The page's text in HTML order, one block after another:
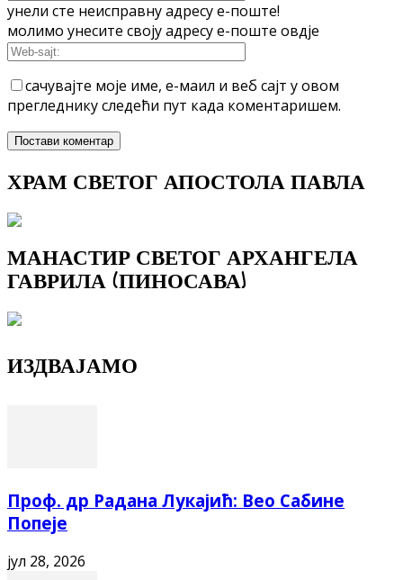
унели сте неисправну адресу е-поште!
молимо унесите своју адресу е-поште овдје
сачувајте моје име, е-маил и веб сајт у овом
прегледнику следећи пут када коментаришем.
ХРАМ СВЕТОГ АПОСТОЛА ПАВЛА
МАНАСТИР СВЕТОГ АРХАНГЕЛА
ГАВРИЛА (ПИНОСАВА)
ИЗДВАЈАМО
Проф. др Радана Лукајић: Вео Сабине
Попеје
јул 28, 2026